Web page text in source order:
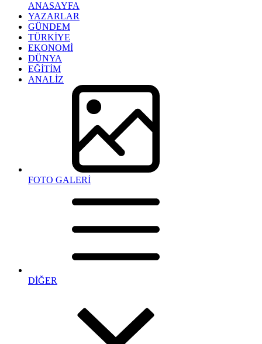
ANASAYFA
YAZARLAR
GÜNDEM
TÜRKİYE
EKONOMİ
DÜNYA
EĞİTİM
ANALİZ
FOTO GALERİ
DİĞER